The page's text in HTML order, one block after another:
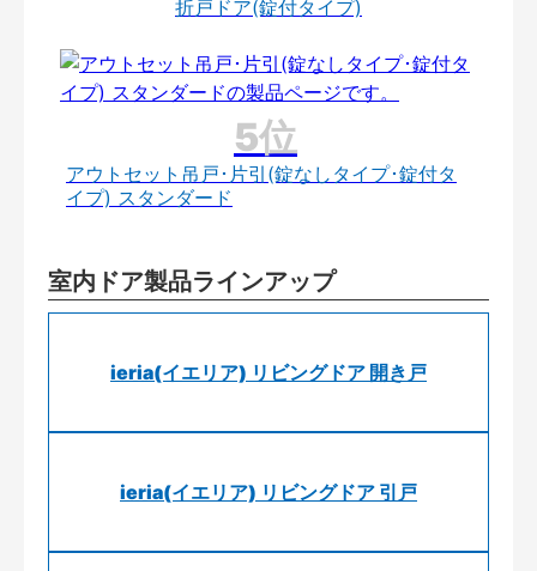
折戸ドア(錠付タイプ)
アウトセット吊戸･片引(錠なしタイプ･錠付タ
イプ) スタンダード
室内ドア製品ラインアップ
ieria(イエリア) リビングドア 開き戸
ieria(イエリア) リビングドア 引戸